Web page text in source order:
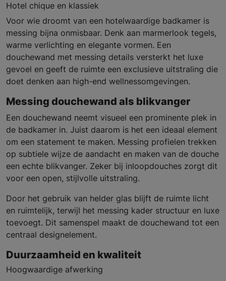
Hotel chique en klassiek
Voor wie droomt van een hotelwaardige badkamer is
messing bijna onmisbaar. Denk aan marmerlook tegels,
warme verlichting en elegante vormen. Een
douchewand met messing details versterkt het luxe
gevoel en geeft de ruimte een exclusieve uitstraling die
doet denken aan high-end wellnessomgevingen.
Messing douchewand als blikvanger
Een douchewand neemt visueel een prominente plek in
de badkamer in. Juist daarom is het een ideaal element
om een statement te maken. Messing profielen trekken
op subtiele wijze de aandacht en maken van de douche
een echte blikvanger. Zeker bij inloopdouches zorgt dit
voor een open, stijlvolle uitstraling.
Door het gebruik van helder glas blijft de ruimte licht
en ruimtelijk, terwijl het messing kader structuur en luxe
toevoegt. Dit samenspel maakt de douchewand tot een
centraal designelement.
Duurzaamheid en kwaliteit
Hoogwaardige afwerking